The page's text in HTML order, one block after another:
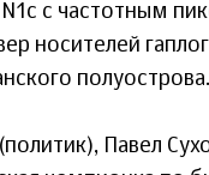
с частотным
носителей
полуострова.
Павел